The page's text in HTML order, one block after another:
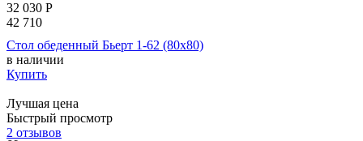
32 030 Р
42 710
Стол обеденный Бьерт 1-62 (80х80)
в наличии
Купить
Лучшая цена
Быстрый просмотр
2 отзывов